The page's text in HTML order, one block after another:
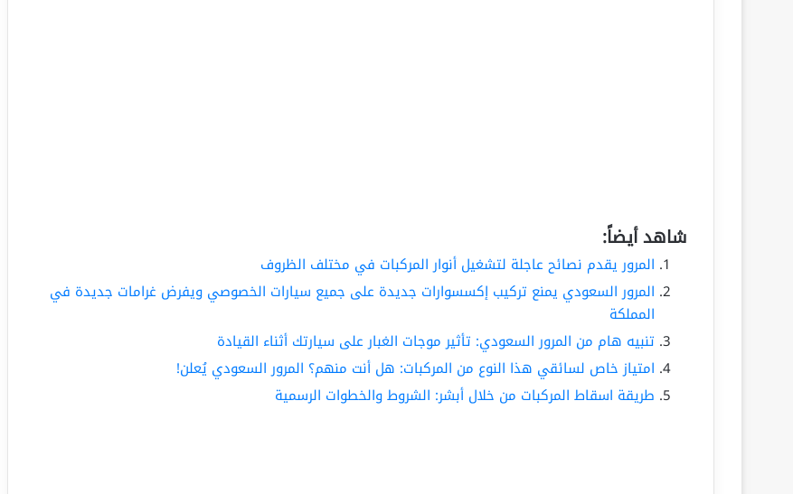
شاهد أيضاً:
المرور يقدم نصائح عاجلة لتشغيل أنوار المركبات في مختلف الظروف
المرور السعودي يمنع تركيب إكسسوارات جديدة على جميع سيارات الخصوصي ويفرض غرامات جديدة في
المملكة
تنبيه هام من المرور السعودي: تأثير موجات الغبار على سيارتك أثناء القيادة
امتياز خاص لسائقي هذا النوع من المركبات: هل أنت منهم؟ المرور السعودي يُعلن!
طريقة اسقاط المركبات من خلال أبشر: الشروط والخطوات الرسمية